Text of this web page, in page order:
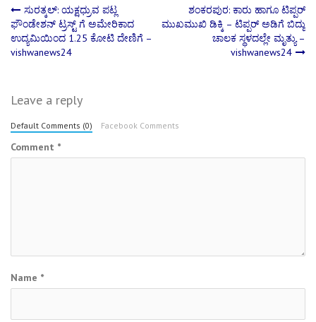
Post
navigation
ಸುರತ್ಕಲ್: ಯಕ್ಷಧ್ರುವ ಪಟ್ಲ
ಫೌಂಡೇಶನ್ ಟ್ರಸ್ಟ್ ಗೆ ಅಮೇರಿಕಾದ
ಉದ್ಯಮಿಯಿಂದ 1.25 ಕೋಟಿ ದೇಣಿಗೆ –
vishwanews24
ಶಂಕರಪುರ: ಕಾರು ಹಾಗೂ ಟಿಪ್ಪರ್
ಮುಖಮುಖಿ ಡಿಕ್ಕಿ – ಟಿಪ್ಪರ್ ಅಡಿಗೆ ಬಿದ್ದು
ಚಾಲಕ ಸ್ಥಳದಲ್ಲೇ ಮೃತ್ಯು –
vishwanews24
Leave a reply
Default Comments (0) Facebook Comments
Comment *
Name *